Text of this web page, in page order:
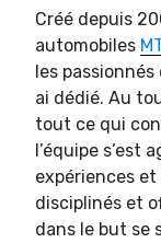
Créé depuis
automobiles
les
ai dédié. Au
tout ce qui
l’équipe s’est
expériences
disciplinés et
dans le but se